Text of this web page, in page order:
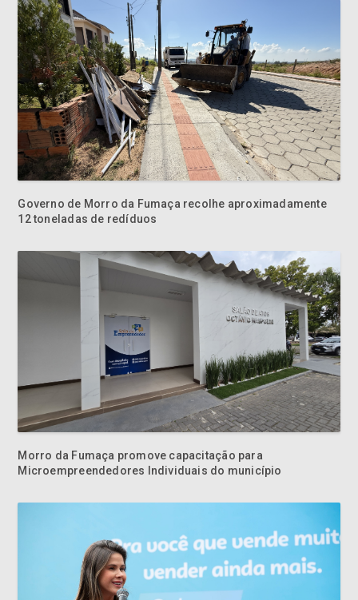
Governo de Morro da Fumaça recolhe aproximadamente
12 toneladas de redíduos
Morro da Fumaça promove capacitação para
Microempreendedores Individuais do município